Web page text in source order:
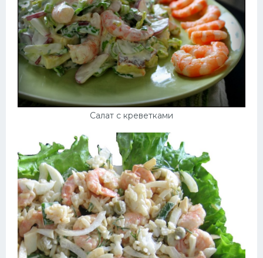
Салат с креветками